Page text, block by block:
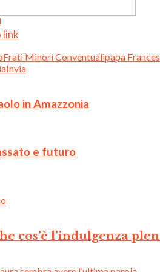
link
Frati Minori Conventualipapa
Invia
in Amazzonia
e futuro
cos’è l’indulgenza